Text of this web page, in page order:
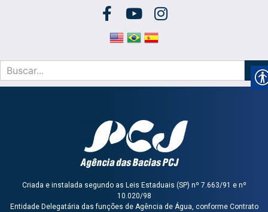
Criada e instalada segundo as Leis Estaduais (SP) nº 7.663/91 e nº
10.020/98
Entidade Delegatária das funções de Agência de Água, conforme Contrato